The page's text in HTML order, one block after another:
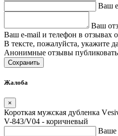
Ваш
Ваш
Ваш e-mail и телефон в отзывах
В тексте, пожалуйста, укажите
Анонимные отзывы
Сохранить
Жалоба
×
Короткая мужская дубленка
V-843/V04 - коричневый
Ваше